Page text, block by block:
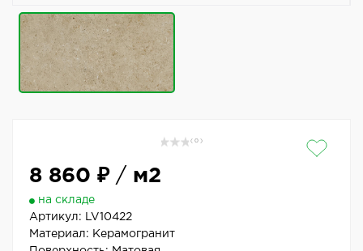
( 0 )
8 860 ₽/ м2
на складе
Артикул:
LV10422
Материал: Керамогранит